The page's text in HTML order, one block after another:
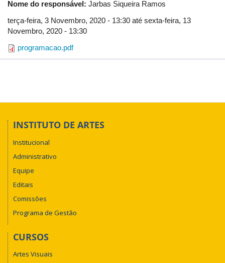
Nome do responsável: Jarbas Siqueira Ramos
terça-feira, 3 Novembro, 2020 - 13:30 até sexta-feira, 13
Novembro, 2020 - 13:30
programacao.pdf
INSTITUTO DE ARTES
Institucional
Administrativo
Equipe
Editais
Comissões
Programa de Gestão
CURSOS
Artes Visuais